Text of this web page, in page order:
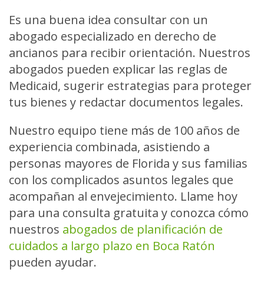
Es una buena idea consultar con un
abogado especializado en derecho de
ancianos para recibir orientación. Nuestros
abogados pueden explicar las reglas de
Medicaid, sugerir estrategias para proteger
tus bienes y redactar documentos legales.
Nuestro equipo tiene más de 100 años de
experiencia combinada, asistiendo a
personas mayores de Florida y sus familias
con los complicados asuntos legales que
acompañan al envejecimiento. Llame hoy
para una consulta gratuita y conozca cómo
nuestros abogados de planificación de
cuidados a largo plazo en Boca Ratón
pueden ayudar.